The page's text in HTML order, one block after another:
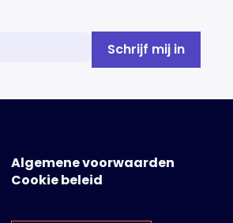
Algemene voorwaarden
Cookie beleid